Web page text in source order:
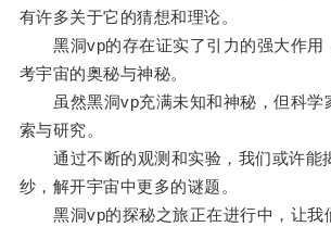
有许多关于它的猜想和理论。
黑洞vp的存在证实了引力的强大作用
考宇宙的奥秘与神秘。
虽然黑洞vp充满未知和神秘，但科学
索与研究。
通过不断的观测和实验，我们或许能
纱，解开宇宙中更多的谜题。
黑洞vp的探秘之旅正在进行中，让我